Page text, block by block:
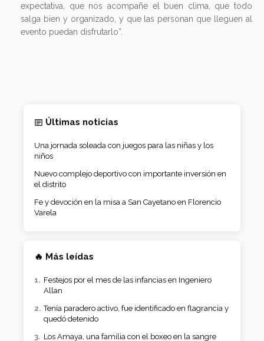
expectativa, que nos acompañe el buen clima, que todo
salga bien y organizado, y que las personan que lleguen al
evento puedan disfrutarlo”.
Últimas noticias
Una jornada soleada con juegos para las niñas y los
niños
Nuevo complejo deportivo con importante inversión en
el distrito
Fe y devoción en la misa a San Cayetano en Florencio
Varela
🔥 Más leídas
Festejos por el mes de las infancias en Ingeniero
Allan
Tenía paradero activo, fue identificado en flagrancia y
quedó detenido
Los Amaya, una familia con el boxeo en la sangre